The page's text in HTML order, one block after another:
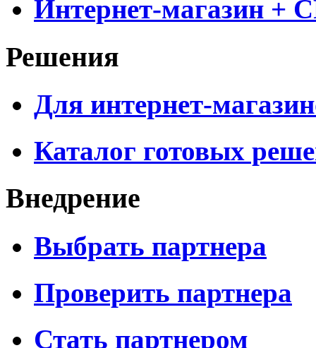
Интернет-магазин +
Решения
Для интернет-
Каталог готовых
Внедрение
Выбрать партнера
Проверить партнера
Стать партнером